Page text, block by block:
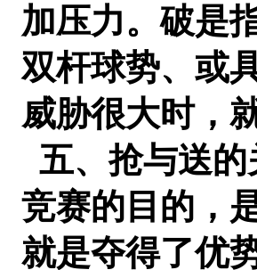
加压力。破是
双杆球势、或
威胁很大时，
五、抢与送
竞赛的目的，
就是夺得了优势